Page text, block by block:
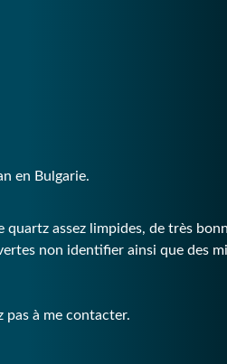
en Bulgarie.
quartz assez limpides, de très
non identifier ainsi que des
pas à me contacter.